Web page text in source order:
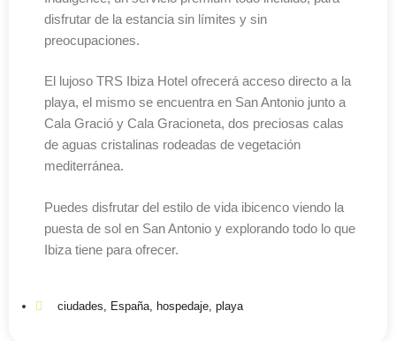
disfrutar de la estancia sin límites y sin
preocupaciones.
El lujoso TRS Ibiza Hotel ofrecerá acceso directo a la
playa, el mismo se encuentra en San Antonio junto a
Cala Gració y Cala Gracioneta, dos preciosas calas
de aguas cristalinas rodeadas de vegetación
mediterránea.
Puedes disfrutar del estilo de vida ibicenco viendo la
puesta de sol en San Antonio y explorando todo lo que
Ibiza tiene para ofrecer.
ciudades, España, hospedaje, playa